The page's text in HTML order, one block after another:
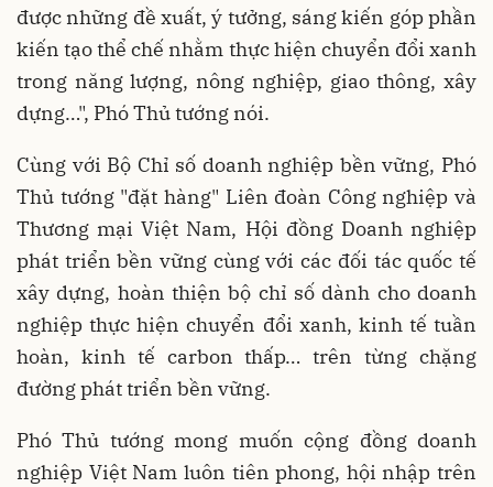
được những đề xuất, ý tưởng, sáng kiến góp phần
kiến tạo thể chế nhằm thực hiện chuyển đổi xanh
trong năng lượng, nông nghiệp, giao thông, xây
dựng…", Phó Thủ tướng nói.
Cùng với Bộ Chỉ số doanh nghiệp bền vững, Phó
Thủ tướng "đặt hàng" Liên đoàn Công nghiệp và
Thương mại Việt Nam, Hội đồng Doanh nghiệp
phát triển bền vững cùng với các đối tác quốc tế
xây dựng, hoàn thiện bộ chỉ số dành cho doanh
nghiệp thực hiện chuyển đổi xanh, kinh tế tuần
hoàn, kinh tế carbon thấp… trên từng chặng
đường phát triển bền vững.
Phó Thủ tướng mong muốn cộng đồng doanh
nghiệp Việt Nam luôn tiên phong, hội nhập trên